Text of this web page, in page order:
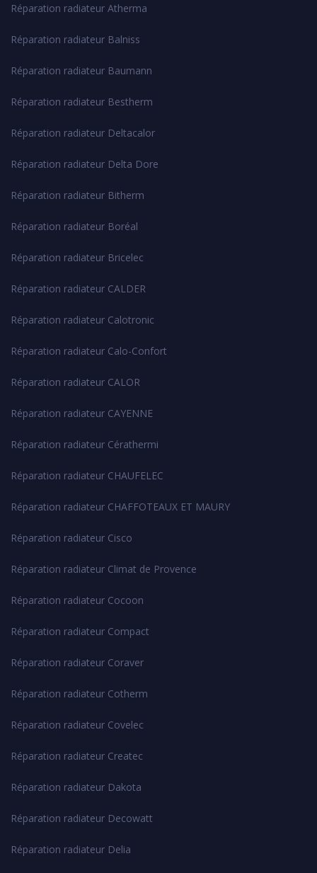
Réparation radiateur Atherma
Réparation radiateur Balniss
Réparation radiateur Baumann
Réparation radiateur Bestherm
Réparation radiateur Deltacalor
Réparation radiateur Delta Dore
Réparation radiateur Bitherm
Réparation radiateur Boréal
Réparation radiateur Bricelec
Réparation radiateur CALDER
Réparation radiateur Calotronic
Réparation radiateur Calo-Confort
Réparation radiateur CALOR
Réparation radiateur CAYENNE
Réparation radiateur Cérathermi
Réparation radiateur CHAUFELEC
Réparation radiateur CHAFFOTEAUX ET MAURY
Réparation radiateur Cisco
Réparation radiateur Climat de Provence
Réparation radiateur Cocoon
Réparation radiateur Compact
Réparation radiateur Coraver
Réparation radiateur Cotherm
Réparation radiateur Covelec
Réparation radiateur Createc
Réparation radiateur Dakota
Réparation radiateur Decowatt
Réparation radiateur Delia